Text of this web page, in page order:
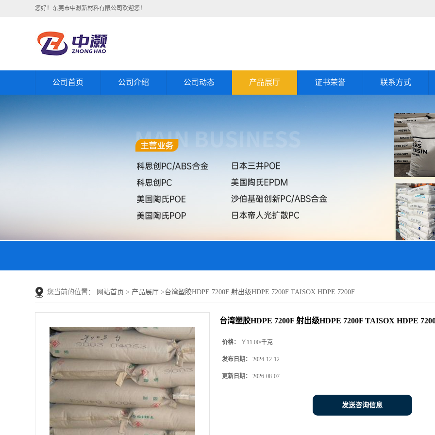
您好！东莞市中灏新材料有限公司欢迎您！
公司首页 公司介绍 公司动态 产品展厅 证书荣誉 联系方式
您当前的位置： 网站首页 > 产品展厅 >台湾塑胶HDPE 7200F 射出级HDPE 7200F TAISOX HDPE 7200F
台湾塑胶HDPE 7200F 射出级HDPE 7200F TAISOX HDPE
价格： ￥11.00/千克
发布日期： 2024-12-12
更新日期： 2026-08-07
发送咨询信息